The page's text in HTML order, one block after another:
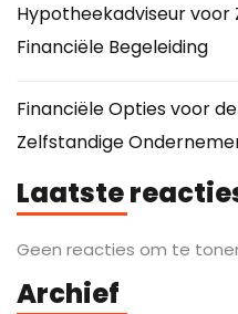
Hypotheekadviseur voor
Financiële Begeleiding
Financiële Opties voor de
Zelfstandige
Laatste
Geen reacties om te
Archief